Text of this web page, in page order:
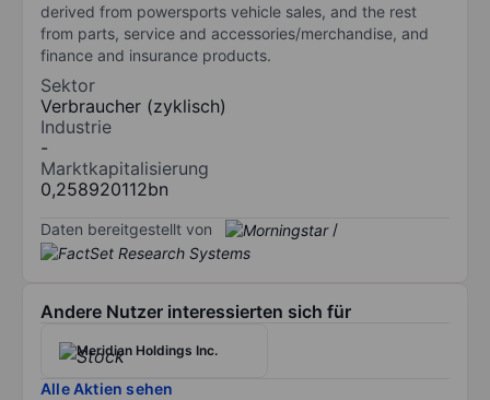
derived from powersports vehicle sales, and the rest
from parts, service and accessories/merchandise, and
finance and insurance products.
Sektor
Verbraucher (zyklisch)
Industrie
-
Marktkapitalisierung
0,258920112bn
Daten bereitgestellt von /
Andere Nutzer interessierten sich für
Meridian Holdings Inc.
Alle Aktien sehen